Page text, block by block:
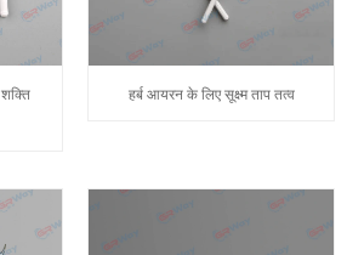
हर्ब आयरन के लिए सूक्ष्म ताप तत्व